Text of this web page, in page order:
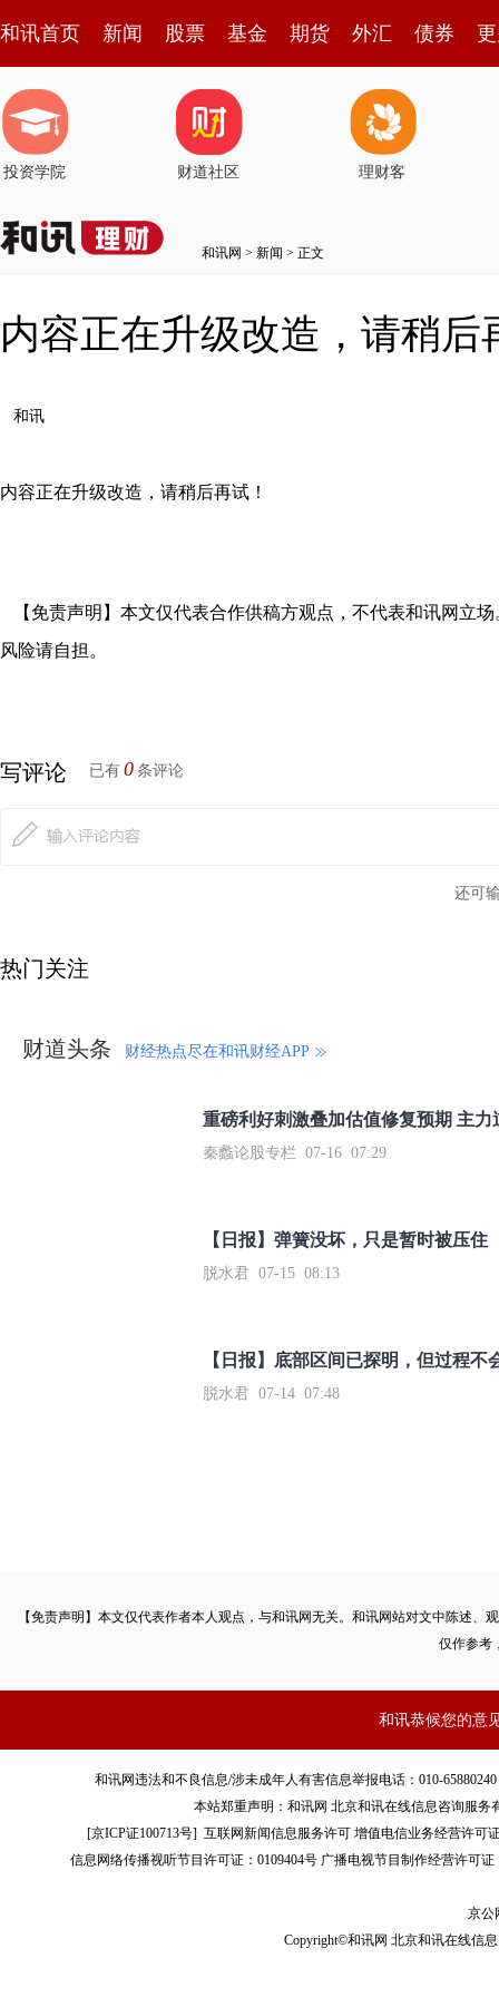
和讯首页 新闻 股票 基金 期货 外汇 债券
投资学院 财道社区 理财客
和讯网 > 新闻 > 正文
内容正在升级改造，请稍后
和讯
内容正在升级改造，请稍后再试！
【免责声明】本文仅代表合作供稿方观点，不代表和讯网立
风险请自担。
写评论 已有 0 条评论
还可
热门关注
财道头条 财经热点尽在和讯财经APP
秦蠡论股专栏 07-16 07:29
【日报】弹簧没坏，只是暂时被压住
脱水君 07-15 08:13
【日报】底部区间已探明，但过程不
脱水君 07-14 07:48
【免责声明】本文仅代表作者本人观点，与和讯网无关。和讯网站对文中陈述
仅作参考
和讯恭候您的意
和讯网违法和不良信息/涉未成年人有害信息举报电话：010-
本站郑重声明：和讯网 北京和讯在线信息咨询服
[京ICP证100713号]互联网新闻信息服务许可 增值电信业务经营许可
信息网络传播视听节目许可证：0109404号 广播电视节目制作经营许可证
京公
Copyright©和讯网 北京和讯在线信